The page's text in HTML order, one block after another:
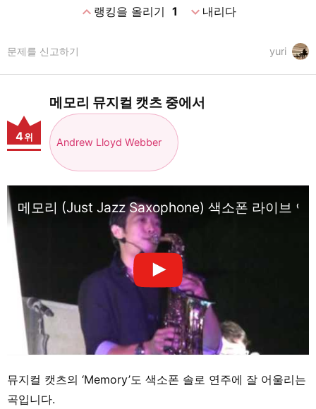
expand_less랭킹을 올리기 1 expand_more내리다
yuri
문제를 신고하기
메모리 뮤지컬 캣츠 중에서
Andrew Lloyd Webber
4위
메모리 (Just Jazz Saxophone) 색소폰 라이브 연
뮤지컬 캣츠의 ‘Memory’도 색소폰 솔로 연주에 잘 어울리는
곡입니다.